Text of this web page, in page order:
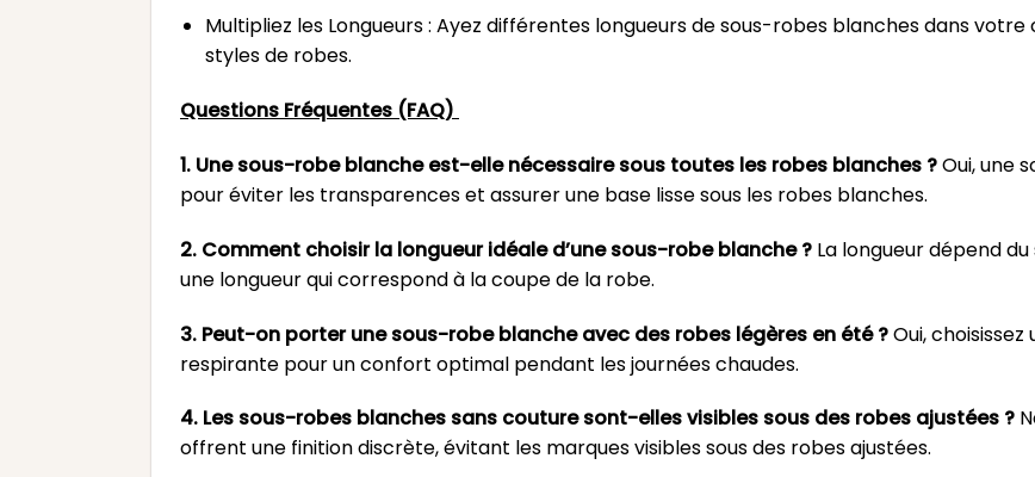
Multipliez les Longueurs : Ayez différentes longueurs de sous-robes blanches dans
styles de robes.
Questions Fréquentes (FAQ)
1. Une sous-robe blanche est-elle nécessaire sous toutes les robes blanches ?Oui, une
pour éviter les transparences et assurer une base lisse sous les robes blanches.
2. Comment choisir la longueur idéale d’une sous-robe blanche ? La longueur dépend
une longueur qui correspond à la coupe de la robe.
3. Peut-on porter une sous-robe blanche avec des robes légères en été ?Oui,
respirante pour un confort optimal pendant les journées chaudes.
4. Les sous-robes blanches sans couture sont-elles visibles sous des robes ajustées ?
offrent une finition discrète, évitant les marques visibles sous des robes ajustées.